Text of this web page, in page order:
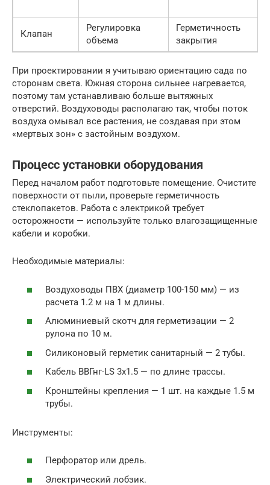
Клапан
Регулировка
объема
Герметичность
закрытия
При проектировании я учитываю ориентацию сада по
сторонам света. Южная сторона сильнее нагревается,
поэтому там устанавливаю больше вытяжных
отверстий. Воздуховоды располагаю так, чтобы поток
воздуха омывал все растения, не создавая при этом
«мертвых зон» с застойным воздухом.
Процесс установки оборудования
Перед началом работ подготовьте помещение. Очистите
поверхности от пыли, проверьте герметичность
стеклопакетов. Работа с электрикой требует
осторожности — используйте только влагозащищенные
кабели и коробки.
Необходимые материалы:
Воздуховоды ПВХ (диаметр 100-150 мм) — из
расчета 1.2 м на 1 м длины.
Алюминиевый скотч для герметизации — 2
рулона по 10 м.
Силиконовый герметик санитарный — 2 тубы.
Кабель ВВГнг-LS 3х1.5 — по длине трассы.
Кронштейны крепления — 1 шт. на каждые 1.5 м
трубы.
Инструменты:
Перфоратор или дрель.
Электрический лобзик.